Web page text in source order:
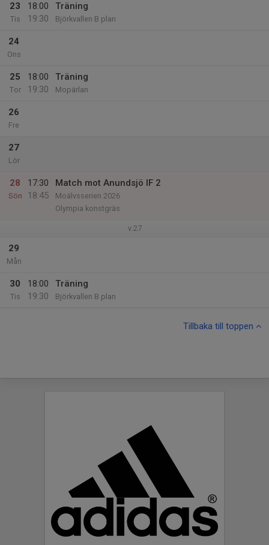
23
Tis
18:00
19:30
Träning
Björkvallen B plan
24
Ons
25
Tor
18:00
19:30
Träning
Mopärlan
26
Fre
27
Lör
28
Sön
17:30
18:45
Match mot Anundsjö IF 2
Moälvsserien 2026
Olympia konstgräs
v.27
29
Mån
30
Tis
18:00
19:30
Träning
Björkvallen B plan
Tillbaka till toppen